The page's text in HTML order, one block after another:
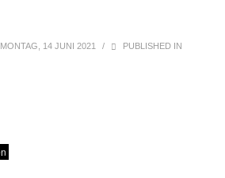
MONTAG, 14 JUNI 2021 / PUBLISHED IN